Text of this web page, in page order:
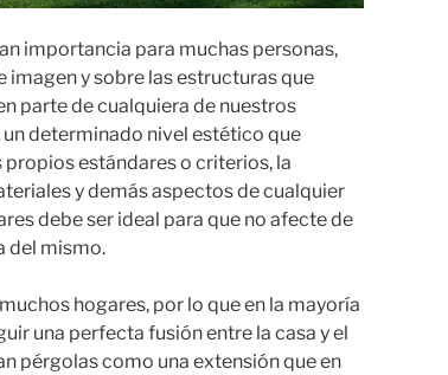
importancia para muchas personas,
imagen y sobre las estructuras que
parte de cualquiera de nuestros
determinado nivel estético que
estándares o criterios, la
y demás aspectos de cualquier
debe ser ideal para que no afecte de
del mismo.
hogares, por lo que en la mayoría
una perfecta fusión entre la casa y el
pérgolas como una extensión que en